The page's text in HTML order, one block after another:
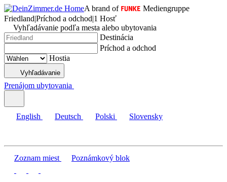
A brand of
Mediengruppe
Friedland|Príchod a odchod|1 Hosť
Vyhľadávanie podľa mesta alebo ubytovania
Destinácia
Príchod a odchod
Hostia
Vyhľadávanie
Prenájom ubytovania
English Deutsch Polski Slovensky
Zoznam miest Poznámkový blok